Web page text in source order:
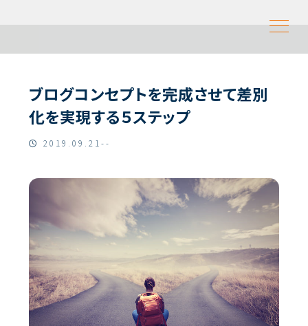
ブログコンセプトを完成させて差別
化を実現する５ステップ
2019.09.21--